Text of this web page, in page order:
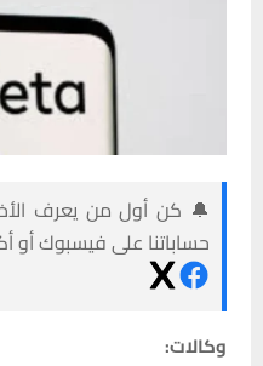
🔔 كن أول من يعرف
حساباتنا على فيسبوك
وكالات: